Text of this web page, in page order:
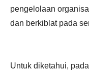
pengelolaan
dan berkiblat pada
Untuk diketahui,